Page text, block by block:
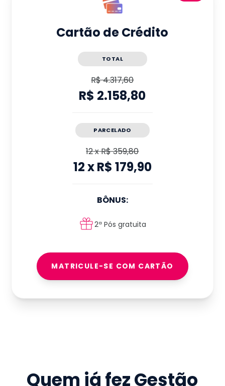
Cartão de Crédito
TOTAL
R$ 4.317,60
R$ 2.158,80
PARCELADO
12xR$ 359,80
12xR$ 179,90
BÔNUS:
2ª Pós gratuita
MATRICULE-SE COM CARTÃO
Quem já fezGestão